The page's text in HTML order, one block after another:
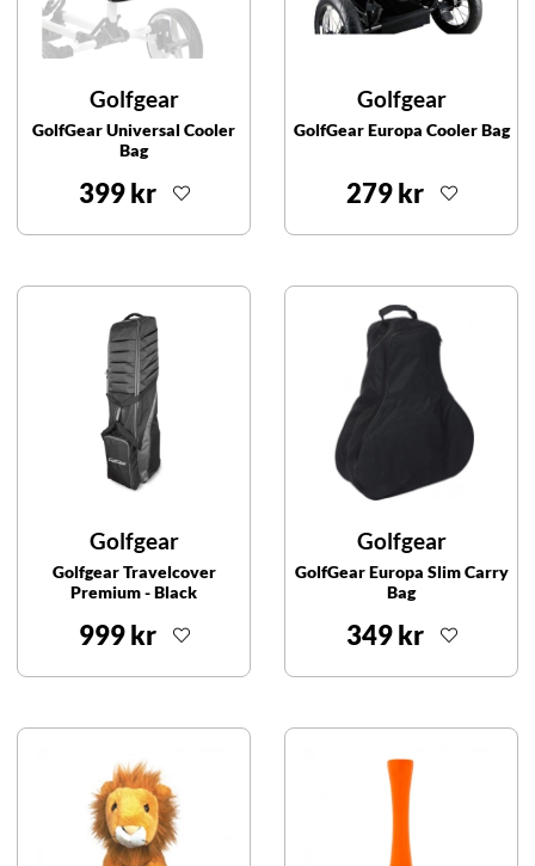
Golfgear
GolfGear Universal Cooler
Bag
399 kr
Golfgear
GolfGear Europa Cooler Bag
279 kr
Golfgear
Golfgear Travelcover
Premium - Black
999 kr
Golfgear
GolfGear Europa Slim Carry
Bag
349 kr